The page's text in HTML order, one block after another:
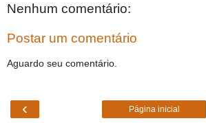
Nenhum comentário:
Postar um comentário
Aguardo seu comentário.
‹ Página inicial